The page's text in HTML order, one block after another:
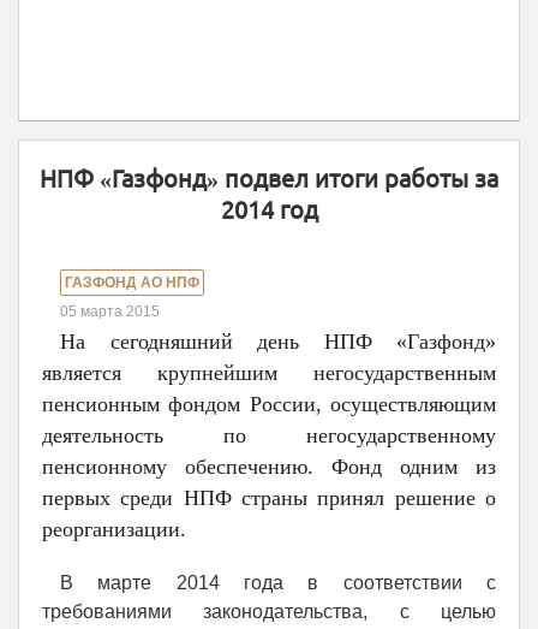
НПФ «Газфонд» подвел итоги работы за
2014 год
ГАЗФОНД АО НПФ
05 марта 2015
На сегодняшний день НПФ «Газфонд»
является крупнейшим негосударственным
пенсионным фондом России, осуществляющим
деятельность по негосударственному
пенсионному обеспечению. Фонд одним из
первых среди НПФ страны принял решение о
реорганизации.
В марте 2014 года в соответствии с
требованиями законодательства, с целью